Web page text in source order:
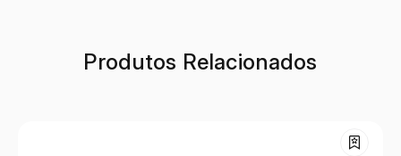
Produtos Relacionados